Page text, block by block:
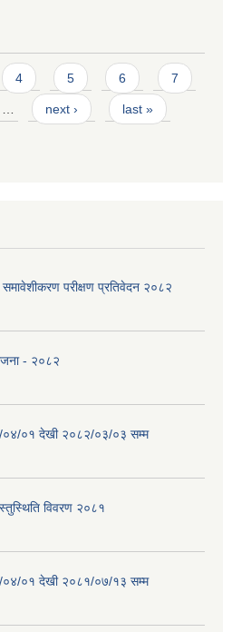
4 5 6 7
… next › last »
परीक्षण प्रतिवेदन २०८२
- २०८२
०४/०१ देखी २०८२/०३/०३ सम्म
विवरण २०८१
०४/०१ देखी २०८१/०७/१३ सम्म